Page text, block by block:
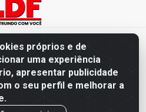
próprios e de
uma experiência
apresentar publicidade
o seu perfil e melhorar a
Helena Amorim Brito, 1343 -
- PB / CEP 58102-660 - CNPJ
0001-35